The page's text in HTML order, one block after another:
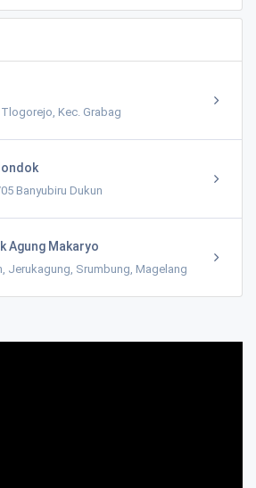
Kec. Grabag
Banyubiru Dukun
Agung Makaryo
Jerukagung, Srumbung, Magelang